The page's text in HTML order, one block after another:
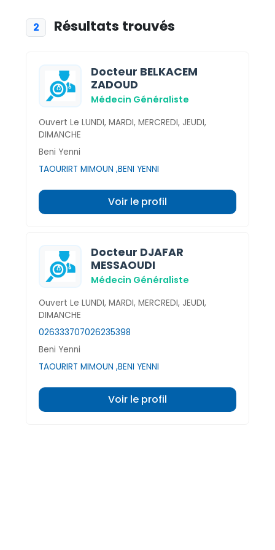
2 Résultats trouvés
Docteur BELKACEM
ZADOUD
Médecin Généraliste
Ouvert Le LUNDI, MARDI, MERCREDI, JEUDI,
DIMANCHE
Beni Yenni
TAOURIRT MIMOUN ,BENI YENNI
Voir le profil
Docteur DJAFAR
MESSAOUDI
Médecin Généraliste
Ouvert Le LUNDI, MARDI, MERCREDI, JEUDI,
DIMANCHE
026333707026235398
Beni Yenni
TAOURIRT MIMOUN ,BENI YENNI
Voir le profil